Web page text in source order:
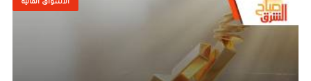
الأسواق المالية